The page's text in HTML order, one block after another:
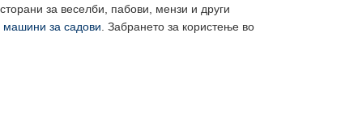
за веселби, пабови, мензи и други
за садови . Забрането за користење во